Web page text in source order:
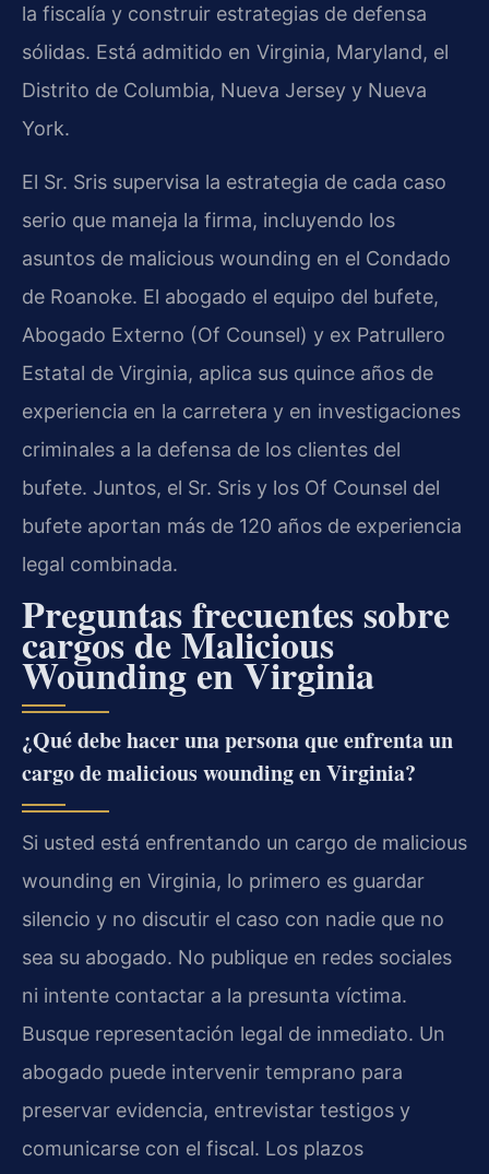
la fiscalía y construir estrategias de defensa
sólidas. Está admitido en Virginia, Maryland, el
Distrito de Columbia, Nueva Jersey y Nueva
York.
El Sr. Sris supervisa la estrategia de cada caso
serio que maneja la firma, incluyendo los
asuntos de malicious wounding en el Condado
de Roanoke. El abogado el equipo del bufete,
Abogado Externo (Of Counsel) y ex Patrullero
Estatal de Virginia, aplica sus quince años de
experiencia en la carretera y en investigaciones
criminales a la defensa de los clientes del
bufete. Juntos, el Sr. Sris y los Of Counsel del
bufete aportan más de 120 años de experiencia
legal combinada.
Preguntas frecuentes sobre
cargos de Malicious
Wounding en Virginia
¿Qué debe hacer una persona que enfrenta un
cargo de malicious wounding en Virginia?
Si usted está enfrentando un cargo de malicious
wounding en Virginia, lo primero es guardar
silencio y no discutir el caso con nadie que no
sea su abogado. No publique en redes sociales
ni intente contactar a la presunta víctima.
Busque representación legal de inmediato. Un
abogado puede intervenir temprano para
preservar evidencia, entrevistar testigos y
comunicarse con el fiscal. Los plazos